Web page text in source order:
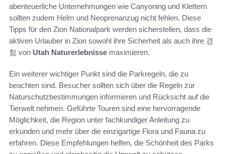
abenteuerliche Unternehmungen wie Canyoning und Klettern
sollten zudem Helm und Neoprenanzug nicht fehlen. Diese
Tipps für den Zion Nationalpark werden sicherstellen, dass die
aktiven Urlauber in Zion sowohl ihre Sicherheit als auch ihre 경
험 von Utah Naturerlebnisse maximieren.
Ein weiterer wichtiger Punkt sind die Parkregeln, die zu
beachten sind. Besucher sollten sich über die Regeln zur
Naturschutzbestimmungen informieren und Rücksicht auf die
Tierwelt nehmen. Geführte Touren sind eine hervorragende
Möglichkeit, die Region unter fachkundiger Anleitung zu
erkunden und mehr über die einzigartige Flora und Fauna zu
erfahren. Diese Empfehlungen helfen, die Schönheit des Parks